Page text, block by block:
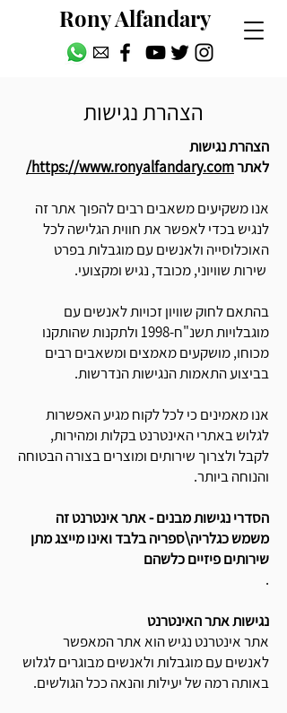
Rony Alfandary
הצהרת נגישות
הצהרת נגישות
לאתרhttps://www.ronyalfandary.com/
אנו משקיעים משאבים רבים להפוך אתר זה
לנגיש בכדי לאפשר את חווית הגלישה לכל
האוכלוסייה ולאנשים עם מוגבלות בפרט
שירות שוויוני, מכובד, נגיש ומקצועי.
בהתאם לחוק שוויון זכויות לאנשים עם
מוגבלויות תשנ"ח-1998 ולתקנות שהותקנו
מכוחו, מושקעים מאמצים ומשאבים רבים
בביצוע התאמות הנגישות הנדרשות.
אנו מאמינים כי לכל לקוח מגיע האפשרות
לגלוש באתרי האינטרנט בקלות ומהירות,
לקבל ולצרוך שירותים ומוצרים בצורה הבטוחה
והנוחה ביותר.
הסדרי נגישות מבנים - אתר אינטרנט זה
משמש כגלריה\ספריה בלבד ואינו מייצג מתן
שירותים פיזיים כלשהם
.
נגישות אתר האינטרנט
אתר אינטרנט נגיש הוא אתר המאפשר
לאנשים עם מוגבלות ולאנשים מבוגרים לגלוש
באותה רמה של יעילות והנאה ככל הגולשים.